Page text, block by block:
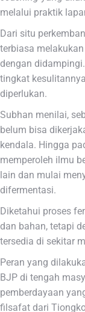
melalui praktik
Dari situ
terbiasa
dengan
tingkat
diperlukan.
Subhan menilai,
belum bisa
kendala. Hingga
memperoleh ilmu
lain dan mulai
difermentasi.
Diketahui proses
dan bahan, tetapi
tersedia di sekitar
Peran yang
BJP di tengah
pemberdayaan
filsafat dari